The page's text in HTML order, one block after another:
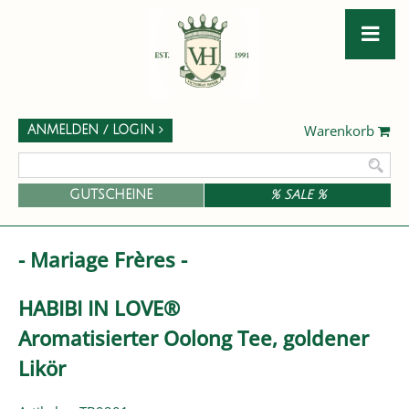
Warenkorb
ANMELDEN / LOGIN
GUTSCHEINE % SALE %
- Mariage Frères -
HABIBI IN LOVE®
Aromatisierter Oolong Tee, goldener
Likör